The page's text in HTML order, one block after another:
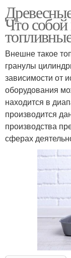
Что
Внешне такое
гранулы
зависимости от
оборудования
находится в
производится
производства
сферах